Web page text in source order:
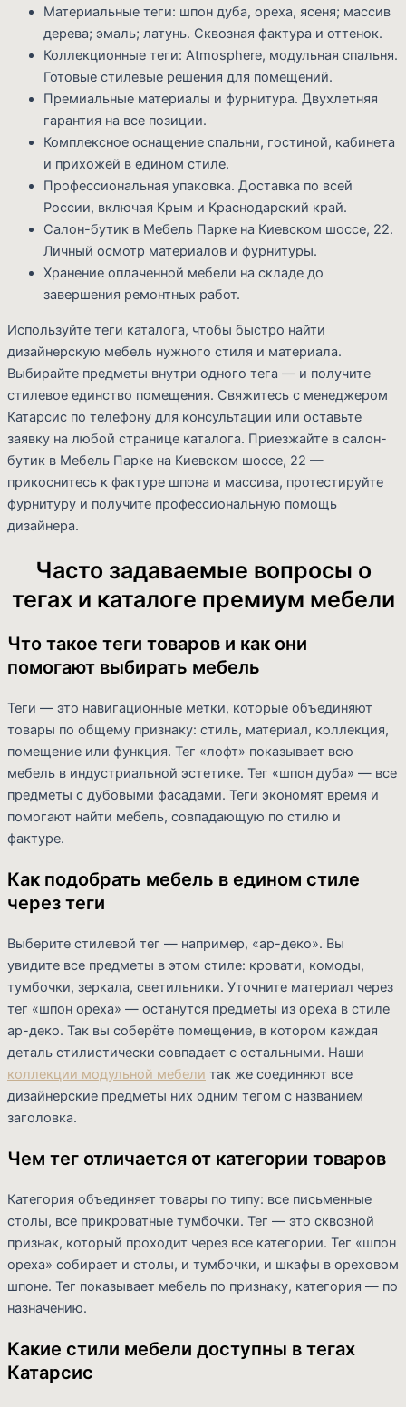
Материальные теги: шпон дуба, ореха, ясеня; массив
дерева; эмаль; латунь. Сквозная фактура и оттенок.
Коллекционные теги: Atmosphere, модульная спальня.
Готовые стилевые решения для помещений.
Премиальные материалы и фурнитура. Двухлетняя
гарантия на все позиции.
Комплексное оснащение спальни, гостиной, кабинета
и прихожей в едином стиле.
Профессиональная упаковка. Доставка по всей
России, включая Крым и Краснодарский край.
Салон-бутик в Мебель Парке на Киевском шоссе, 22.
Личный осмотр материалов и фурнитуры.
Хранение оплаченной мебели на складе до
завершения ремонтных работ.
Используйте теги каталога, чтобы быстро найти
дизайнерскую мебель нужного стиля и материала.
Выбирайте предметы внутри одного тега — и получите
стилевое единство помещения. Свяжитесь с менеджером
Катарсис по телефону для консультации или оставьте
заявку на любой странице каталога. Приезжайте в салон-
бутик в Мебель Парке на Киевском шоссе, 22 —
прикоснитесь к фактуре шпона и массива, протестируйте
фурнитуру и получите профессиональную помощь
дизайнера.
Часто задаваемые вопросы о
тегах и каталоге премиум мебели
Что такое теги товаров и как они
помогают выбирать мебель
Теги — это навигационные метки, которые объединяют
товары по общему признаку: стиль, материал, коллекция,
помещение или функция. Тег «лофт» показывает всю
мебель в индустриальной эстетике. Тег «шпон дуба» — все
предметы с дубовыми фасадами. Теги экономят время и
помогают найти мебель, совпадающую по стилю и
фактуре.
Как подобрать мебель в едином стиле
через теги
Выберите стилевой тег — например, «ар-деко». Вы
увидите все предметы в этом стиле: кровати, комоды,
тумбочки, зеркала, светильники. Уточните материал через
тег «шпон ореха» — останутся предметы из ореха в стиле
ар-деко. Так вы соберёте помещение, в котором каждая
деталь стилистически совпадает с остальными. Наши
коллекции модульной мебели так же соединяют все
дизайнерские предметы них одним тегом с названием
заголовка.
Чем тег отличается от категории товаров
Категория объединяет товары по типу: все письменные
столы, все прикроватные тумбочки. Тег — это сквозной
признак, который проходит через все категории. Тег «шпон
ореха» собирает и столы, и тумбочки, и шкафы в ореховом
шпоне. Тег показывает мебель по признаку, категория — по
назначению.
Какие стили мебели доступны в тегах
Катарсис